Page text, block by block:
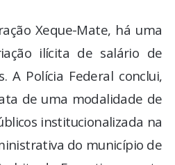
Xeque-Mate, há uma
ilícita de salário de
A Polícia Federal conclui,
de uma modalidade de
institucionalizada na
do município de